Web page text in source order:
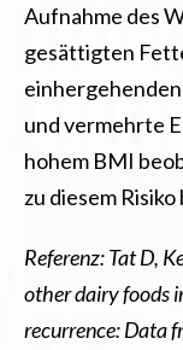
Aufnahme des
gesättigten
und vermehrte
hohem BMI
zu diesem
Referenz: Tat D,
other dairy foods
recurrence: Data